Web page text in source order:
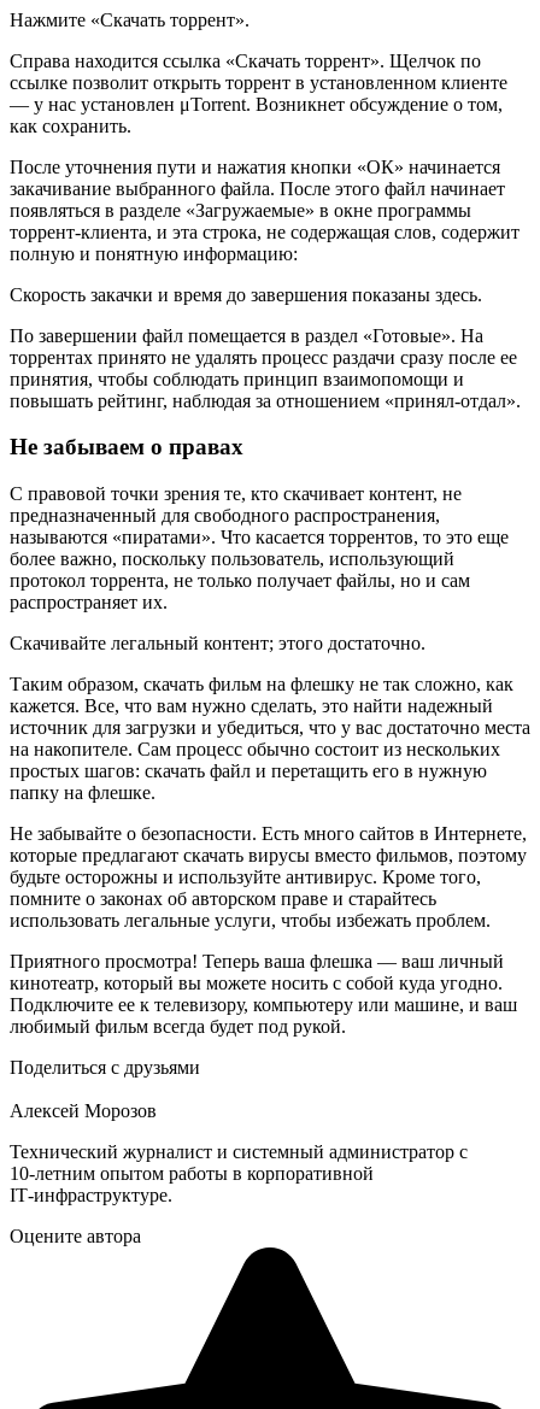
Нажмите «Скачать торрент».
Справа находится ссылка «Скачать торрент». Щелчок по
ссылке позволит открыть торрент в установленном клиенте
— у нас установлен μTorrent. Возникнет обсуждение о том,
как сохранить.
После уточнения пути и нажатия кнопки «ОК» начинается
закачивание выбранного файла. После этого файл начинает
появляться в разделе «Загружаемые» в окне программы
торрент-клиента, и эта строка, не содержащая слов, содержит
полную и понятную информацию:
Скорость закачки и время до завершения показаны здесь.
По завершении файл помещается в раздел «Готовые». На
торрентах принято не удалять процесс раздачи сразу после ее
принятия, чтобы соблюдать принцип взаимопомощи и
повышать рейтинг, наблюдая за отношением «принял-отдал».
Не забываем о правах
С правовой точки зрения те, кто скачивает контент, не
предназначенный для свободного распространения,
называются «пиратами». Что касается торрентов, то это еще
более важно, поскольку пользователь, использующий
протокол торрента, не только получает файлы, но и сам
распространяет их.
Скачивайте легальный контент; этого достаточно.
Таким образом, скачать фильм на флешку не так сложно, как
кажется. Все, что вам нужно сделать, это найти надежный
источник для загрузки и убедиться, что у вас достаточно места
на накопителе. Сам процесс обычно состоит из нескольких
простых шагов: скачать файл и перетащить его в нужную
папку на флешке.
Не забывайте о безопасности. Есть много сайтов в Интернете,
которые предлагают скачать вирусы вместо фильмов, поэтому
будьте осторожны и используйте антивирус. Кроме того,
помните о законах об авторском праве и старайтесь
использовать легальные услуги, чтобы избежать проблем.
Приятного просмотра! Теперь ваша флешка — ваш личный
кинотеатр, который вы можете носить с собой куда угодно.
Подключите ее к телевизору, компьютеру или машине, и ваш
любимый фильм всегда будет под рукой.
Поделиться с друзьями
Алексей Морозов
Технический журналист и системный администратор с
10‑летним опытом работы в корпоративной
IT‑инфраструктуре.
Оцените автора